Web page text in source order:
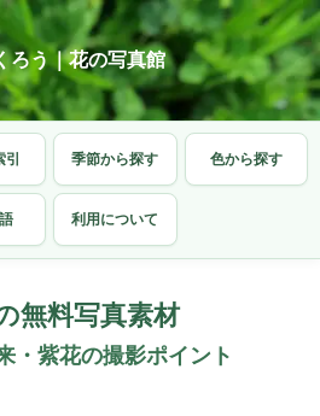
ろう｜花の写真館
季節から探す 色から探す
利用について
無料写真素材
・紫花の撮影ポイント